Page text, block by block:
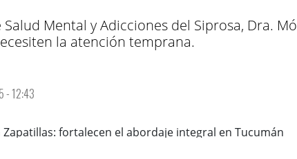
Mental y Adicciones del Siprosa, Dra.
la atención temprana.
- 12:43